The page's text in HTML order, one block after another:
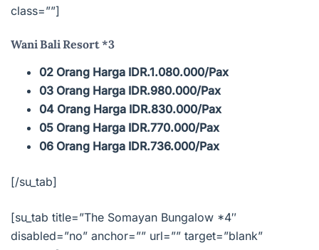
class=””]
Wani Bali Resort *3
02 Orang Harga IDR.1.080.000/Pax
03 Orang Harga IDR.980.000/Pax
04 Orang Harga IDR.830.000/Pax
05 Orang Harga IDR.770.000/Pax
06 Orang Harga IDR.736.000/Pax
[/su_tab]
[su_tab title=”The Somayan Bungalow *4″
disabled=”no” anchor=”” url=”” target=”blank”